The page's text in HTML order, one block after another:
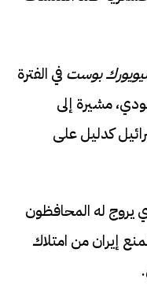
نيويورك بوست في الفترة
مشيرة إلى
كدليل على
يروج له المحافظون
إيران من امتلاك